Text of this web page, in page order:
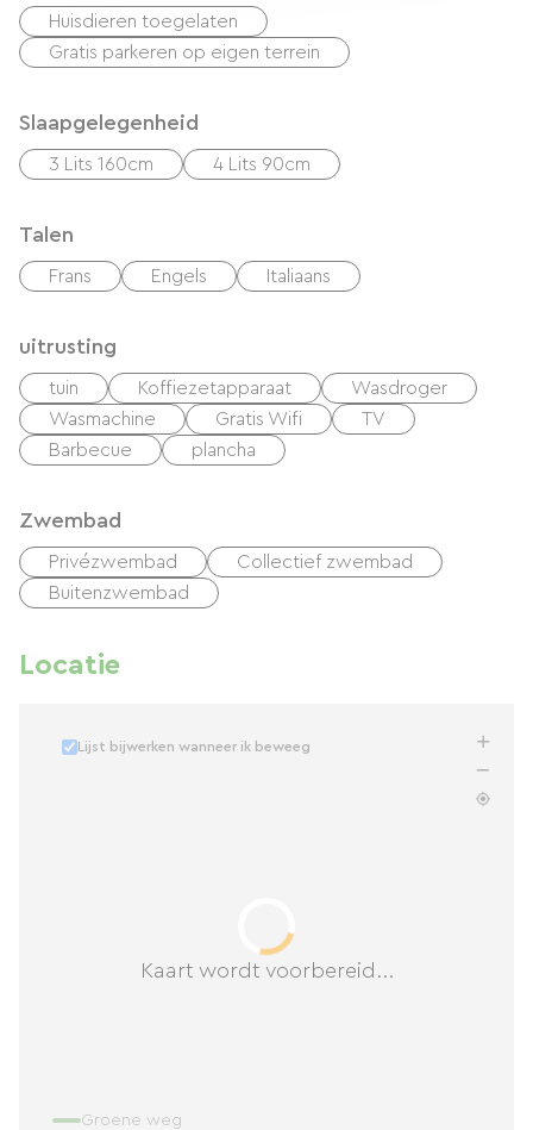
Huisdieren toegelaten
Gratis parkeren op eigen terrein
Slaapgelegenheid
3 Lits 160cm 4 Lits 90cm
Talen
Frans Engels Italiaans
uitrusting
tuin Koffiezetapparaat
Wasdroger
Wasmachine
Gratis Wifi
TV
Barbecue
plancha
Zwembad
Privézwembad
Collectief zwembad
Buitenzwembad
Locatie
Kaart wordt voorbereid...
Lijst bijwerken wanneer ik beweeg
Groene weg